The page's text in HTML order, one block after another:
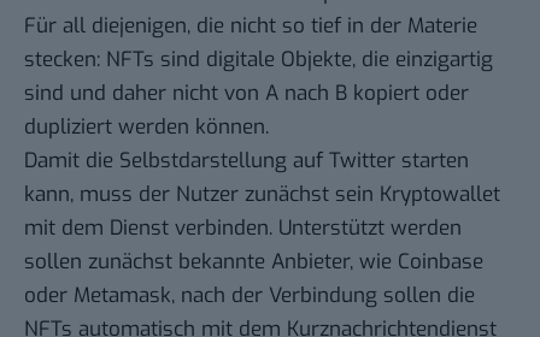
Für all diejenigen, die nicht so tief in der Materie
stecken: NFTs sind digitale Objekte, die einzigartig
sind und daher nicht von A nach B kopiert oder
dupliziert werden können.
Damit die Selbstdarstellung auf Twitter starten
kann, muss der Nutzer zunächst sein Kryptowallet
mit dem Dienst verbinden. Unterstützt werden
sollen zunächst bekannte Anbieter, wie Coinbase
oder Metamask, nach der Verbindung sollen die
NFTs automatisch mit dem Kurznachrichtendienst